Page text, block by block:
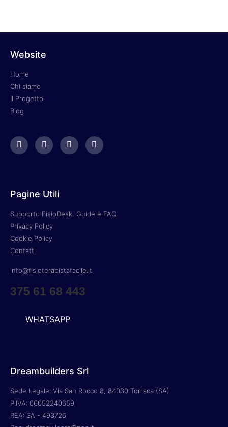
Website
Home
Chi siamo
Il Progetto
Blog
Pagine Utili
Supporto FisioDesk, Guide e FAQ
Privacy Policy
Cookie Policy
Contatti
info@fisioterapistafacile.it
375 61 68 443
WHATSAPP
Dreambuilders Srl
Sede Legale: Via San Rocco 8, 84030 Torraca (SA)
P.IVA: 06052240659
REA: SA - 493726